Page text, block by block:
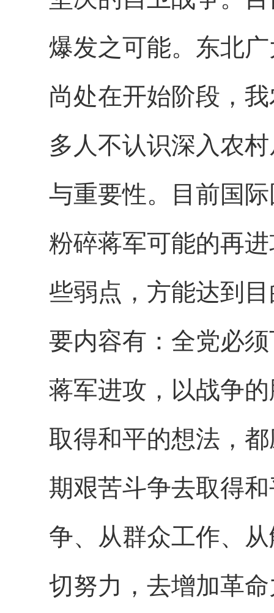
爆发之可能。东北
尚处在开始阶段，
多人不认识深入农
与重要性。目前国
粉碎蒋军可能的再
些弱点，方能达到
要内容有：全党必
蒋军进攻，以战争
取得和平的想法，
期艰苦斗争去取得
争、从群众工作、
切努力，去增加革